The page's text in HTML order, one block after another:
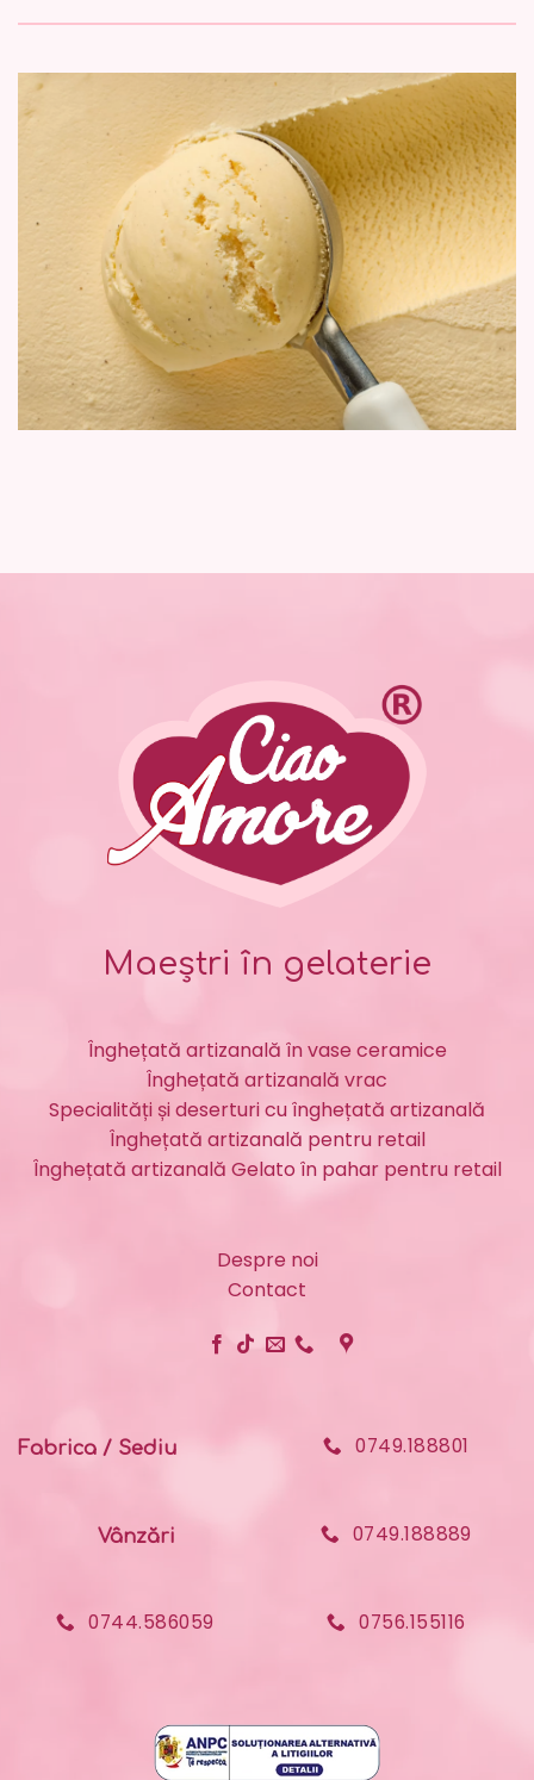
Maeștri în gelaterie
Înghețată artizanală în vase ceramice
Înghețată artizanală vrac
Specialități și deserturi cu înghețată artizanală
Înghețată artizanală pentru retail
Înghețată artizanală Gelato în pahar pentru retail
Despre noi
Contact
Fabrica / Sediu 0749.188801
Vânzări 0749.188889
0744.586059 0756.155116